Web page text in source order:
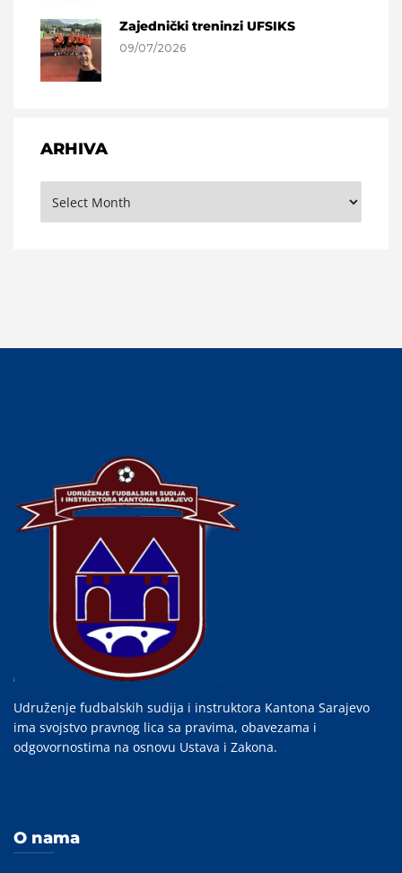
Zajednički treninzi UFSIKS
09/07/2026
ARHIVA
Udruženje fudbalskih sudija i instruktora Kantona Sarajevo
ima svojstvo pravnog lica sa pravima, obavezama i
odgovornostima na osnovu Ustava i Zakona.
O nama